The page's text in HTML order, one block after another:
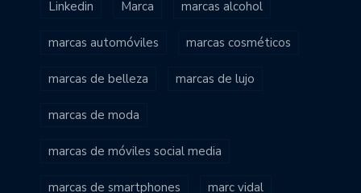
Linkedin Marca marcas alcohol
marcas automóviles marcas cosméticos
marcas de belleza marcas de lujo
marcas de moda
marcas de móviles social media
marcas de smartphones marc vidal